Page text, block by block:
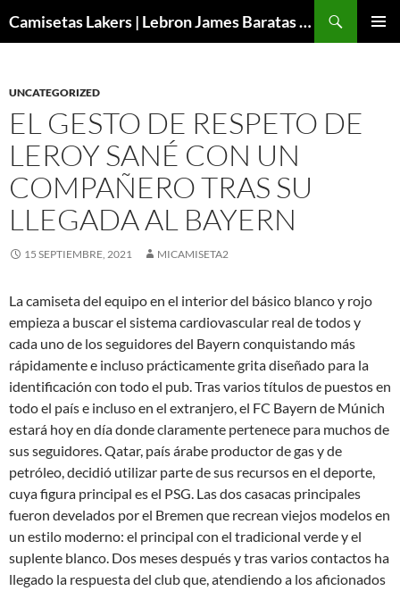
Camisetas Lakers | Lebron James Baratas 2024 – Micamisetanba
UNCATEGORIZED
EL GESTO DE RESPETO DE
LEROY SANÉ CON UN
COMPAÑERO TRAS SU
LLEGADA AL BAYERN
15 SEPTIEMBRE, 2021 MICAMISETA2
La camiseta del equipo en el interior del básico blanco y rojo
empieza a buscar el sistema cardiovascular real de todos y
cada uno de los seguidores del Bayern conquistando más
rápidamente e incluso prácticamente grita diseñado para la
identificación con todo el pub. Tras varios títulos de puestos en
todo el país e incluso en el extranjero, el FC Bayern de Múnich
estará hoy en día donde claramente pertenece para muchos de
sus seguidores. Qatar, país árabe productor de gas y de
petróleo, decidió utilizar parte de sus recursos en el deporte,
cuya figura principal es el PSG. Las dos casacas principales
fueron develados por el Bremen que recrean viejos modelos en
un estilo moderno: el principal con el tradicional verde y el
suplente blanco. Dos meses después y tras varios contactos ha
llegado la respuesta del club que, atendiendo a los aficionados